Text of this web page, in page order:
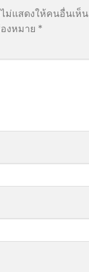
ม่แสดงให้คนอื่นเห็น
งหมาย *